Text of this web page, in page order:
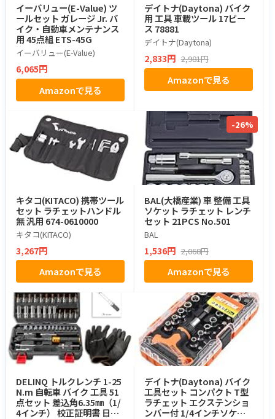
イーバリュー(E-Value) ツ
ールセット ガレージ Jr. バ
イク・自動車メンテナンス
用 45点組 ETS-45G
イーバリュー(E-Value)
6,065円
Amazonで見る
デイトナ(Daytona) バイク
用 工具 車載ツール 17ピー
ス 78881
デイトナ(Daytona)
2,833円 2,981円
Amazonで見る
キタコ(KITACO) 携帯ツール
セット ラチェットハンドル
無 汎用 674-0610000
キタコ(KITACO)
3,267円
Amazonで見る
-26%
BAL(大橋産業) 車 整備 工具
ソケット ラチェット レンチ
セット 21PCS No.501
BAL
1,536円 2,068円
Amazonで見る
DELINQ トルクレンチ 1-25
N.m 自転車 バイク 工具 51
点セット 差込角6.35㎜（1/
4インチ） 校正証明書 日本
デイトナ(Daytona) バイク
工具セット コンパクト T型
ラチェット エクステンショ
ンバー付 1/4インチソケッ